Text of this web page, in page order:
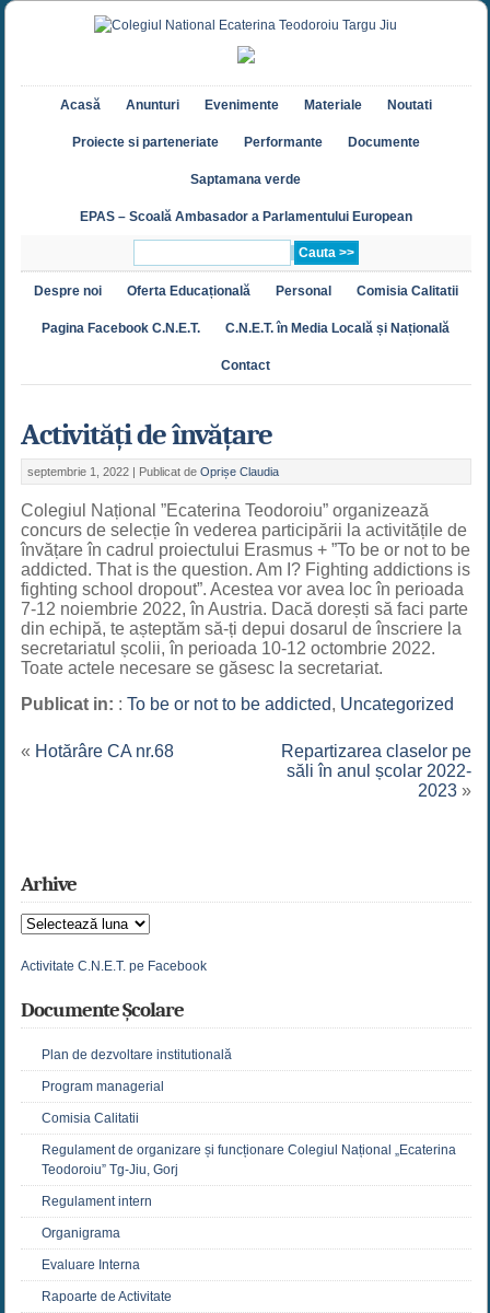
Acasă Anunturi Evenimente Materiale Noutati
Proiecte si parteneriate Performante Documente
Saptamana verde
EPAS – Scoală Ambasador a Parlamentului European
Despre noi Oferta Educațională Personal Comisia Calitatii
Pagina Facebook C.N.E.T. C.N.E.T. în Media Locală și Națională
Contact
Activități de învățare
septembrie 1, 2022 | Publicat de Oprișe Claudia
Colegiul Național ”Ecaterina Teodoroiu” organizează
concurs de selecție în vederea participării la activitățile de
învățare în cadrul proiectului Erasmus + ”To be or not to be
addicted. That is the question. Am I? Fighting addictions is
fighting school dropout”. Acestea vor avea loc în perioada
7-12 noiembrie 2022, în Austria. Dacă dorești să faci parte
din echipă, te așteptăm să-ți depui dosarul de înscriere la
secretariatul școlii, în perioada 10-12 octombrie 2022.
Toate actele necesare se găsesc la secretariat.
Publicat in: : To be or not to be addicted, Uncategorized
« Hotărâre CA nr.68
Repartizarea claselor pe
săli în anul școlar 2022-
2023 »
Arhive
Arhive
Activitate C.N.E.T. pe Facebook
Documente Școlare
Plan de dezvoltare institutională
Program managerial
Comisia Calitatii
Regulament de organizare și funcționare Colegiul Național „Ecaterina
Teodoroiu” Tg-Jiu, Gorj
Regulament intern
Organigrama
Evaluare Interna
Rapoarte de Activitate